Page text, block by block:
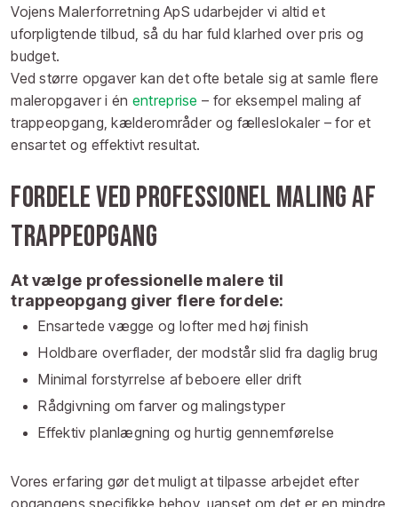
Vojens Malerforretning ApS udarbejder vi altid et
uforpligtende tilbud, så du har fuld klarhed over pris og
budget.
Ved større opgaver kan det ofte betale sig at samle flere
maleropgaver i én entreprise – for eksempel maling af
trappeopgang, kælderområder og fælleslokaler – for et
ensartet og effektivt resultat.
Fordele ved professionel maling af
trappeopgang
At vælge professionelle malere til
trappeopgang giver flere fordele:
Ensartede vægge og lofter med høj finish
Holdbare overflader, der modstår slid fra daglig brug
Minimal forstyrrelse af beboere eller drift
Rådgivning om farver og malingstyper
Effektiv planlægning og hurtig gennemførelse
Vores erfaring gør det muligt at tilpasse arbejdet efter